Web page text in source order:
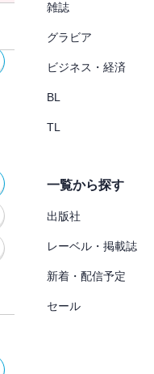
雑誌
グラビア
ビジネス・経済
BL
TL
一覧から探す
出版社
レーベル・掲載誌
新着・配信予定
セール